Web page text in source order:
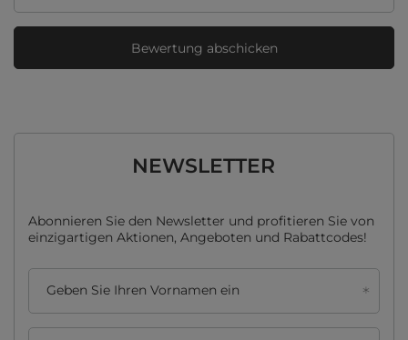
Bewertung abschicken
NEWSLETTER
Abonnieren Sie den Newsletter und profitieren Sie von
einzigartigen Aktionen, Angeboten und Rabattcodes!
Geben Sie Ihren Vornamen ein